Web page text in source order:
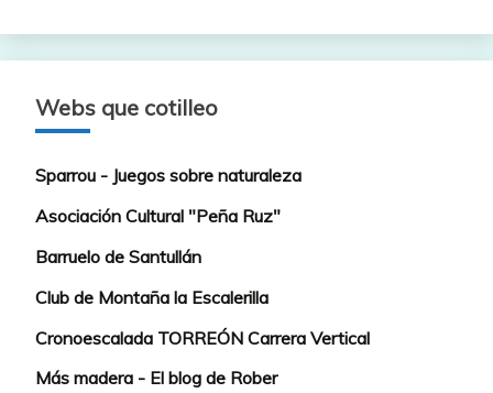
Webs que cotilleo
Sparrou - Juegos sobre naturaleza
Asociación Cultural "Peña Ruz"
Barruelo de Santullán
Club de Montaña la Escalerilla
Cronoescalada TORREÓN Carrera Vertical
Más madera - El blog de Rober